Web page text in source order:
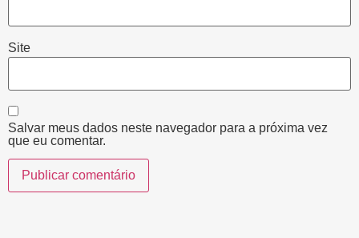
Site
Salvar meus dados neste navegador para a próxima vez
que eu comentar.